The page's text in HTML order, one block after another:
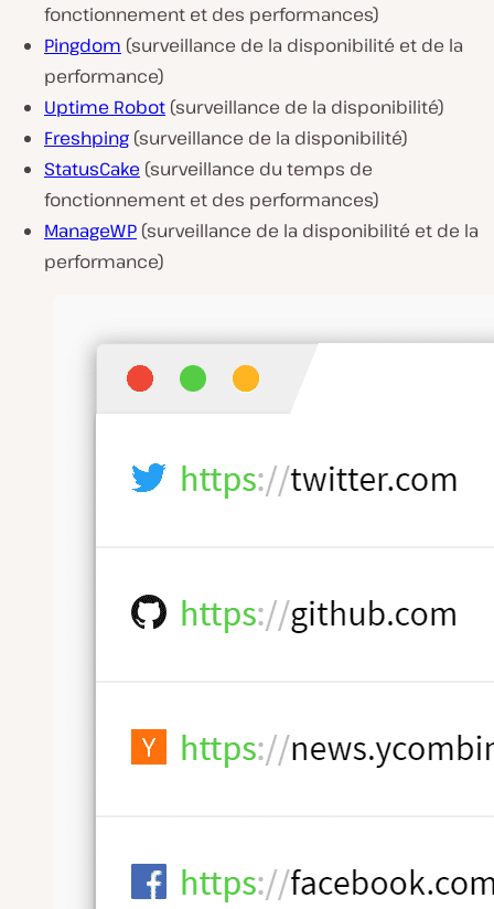
fonctionnement et des performances)
Pingdom (surveillance de la disponibilité et de la
performance)
Uptime Robot (surveillance de la disponibilité)
Freshping (surveillance de la disponibilité)
StatusCake (surveillance du temps de
fonctionnement et des performances)
ManageWP (surveillance de la disponibilité et de la
performance)